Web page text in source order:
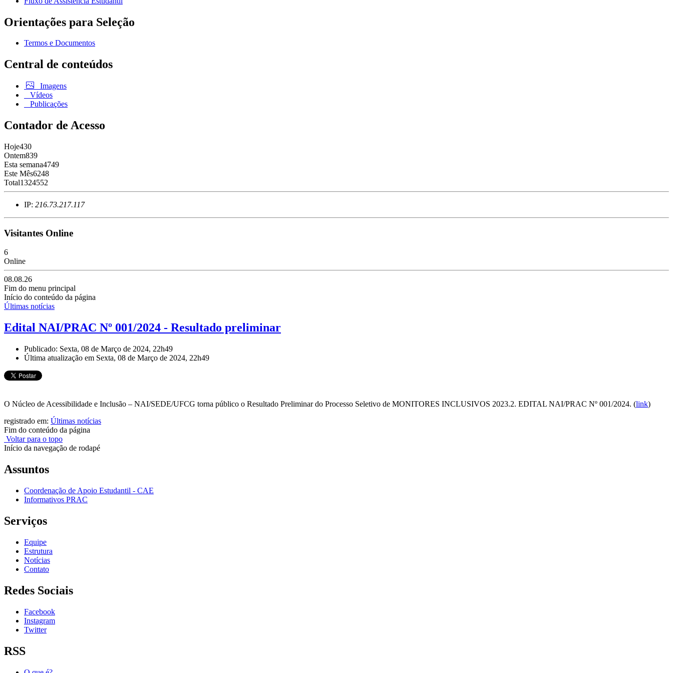
Orientações para Seleção
Termos e Documentos
Central de conteúdos
Imagens
Vídeos
Publicações
Contador de Acesso
Hoje430
Ontem839
Esta semana4749
Este Mês6248
Total1324552
IP: 216.73.217.117
Visitantes Online
6
Online
08.08.26
Fim do menu principal
Início do conteúdo da página
Últimas notícias
Edital NAI/PRAC Nº 001/2024 - Resultado preliminar
Publicado: Sexta, 08 de Março de 2024, 22h49
Última atualização em Sexta, 08 de Março de 2024, 22h49
O Núcleo de Acessibilidade e Inclusão – NAI/SEDE/UFCG torna público o Resultado Preliminar do Processo Seletivo de MONITORES INCLUSIVOS 2023.2. EDITAL NAI/PRAC Nº 001/2024. (link)
registrado em: Últimas notícias
Fim do conteúdo da página
Voltar para o topo
Início da navegação de rodapé
Assuntos
Coordenação de Apoio Estudantil - CAE
Informativos PRAC
Serviços
Equipe
Estrutura
Notícias
Contato
Redes Sociais
Facebook
Instagram
Twitter
RSS